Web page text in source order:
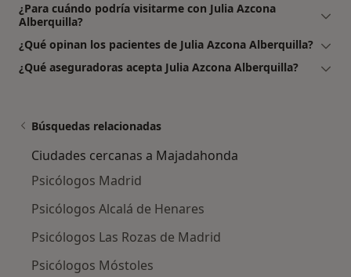
¿Para cuándo podría visitarme con Julia Azcona
Alberquilla?
¿Qué opinan los pacientes de Julia Azcona Alberquilla?
¿Qué aseguradoras acepta Julia Azcona Alberquilla?
Búsquedas relacionadas
Ciudades cercanas a Majadahonda
Psicólogos Madrid
Psicólogos Alcalá de Henares
Psicólogos Las Rozas de Madrid
Psicólogos Móstoles